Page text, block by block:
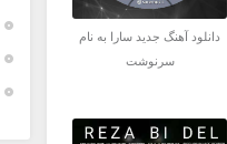
دانلود آهنگ جدید سارا به نام
سرنوشت